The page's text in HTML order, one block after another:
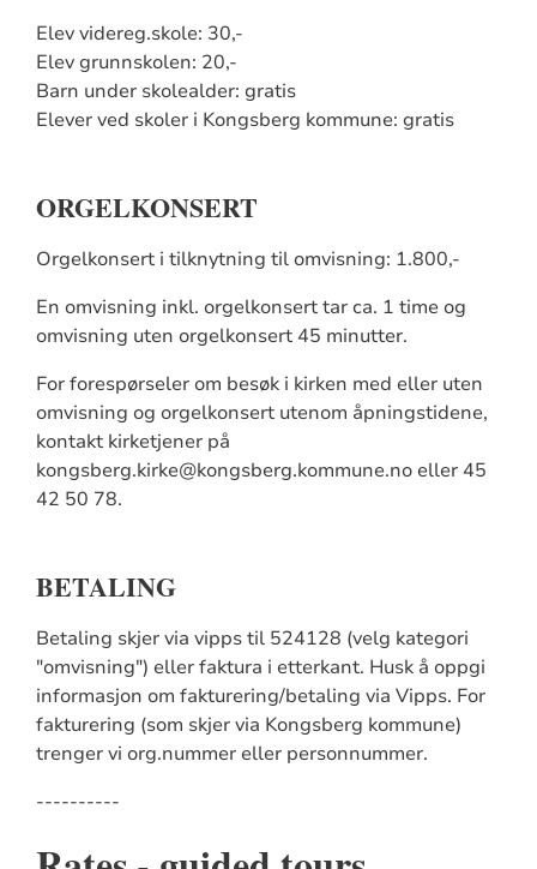
Elev videreg.skole: 30,-
Elev grunnskolen: 20,-
Barn under skolealder: gratis
Elever ved skoler i Kongsberg kommune: gratis
ORGELKONSERT
Orgelkonsert i tilknytning til omvisning: 1.800,-
En omvisning inkl. orgelkonsert tar ca. 1 time og
omvisning uten orgelkonsert 45 minutter.
For forespørseler om besøk i kirken med eller uten
omvisning og orgelkonsert utenom åpningstidene,
kontakt kirketjener på
kongsberg.kirke@kongsberg.kommune.no eller 45
42 50 78.
BETALING
Betaling skjer via vipps til 524128 (velg kategori
"omvisning") eller faktura i etterkant. Husk å oppgi
informasjon om fakturering/betaling via Vipps. For
fakturering (som skjer via Kongsberg kommune)
trenger vi org.nummer eller personnummer.
----------